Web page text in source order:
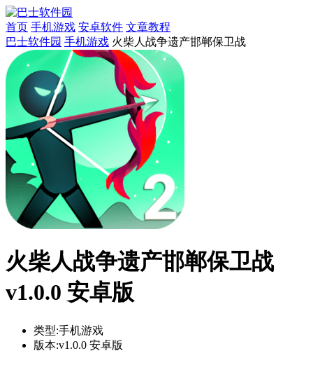
首页 手机游戏 安卓软件 文章教程
巴士软件园 手机游戏 火柴人战争遗产邯郸保卫战
火柴人战争遗产邯郸保卫战
v1.0.0 安卓版
类型:手机游戏
版本:v1.0.0 安卓版